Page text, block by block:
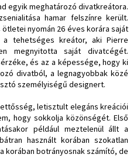
egyik meghatározó divatkreátora.
hamar felszínre került.
nyomán 26 éves korára saját
a tehetséges kreátor, aki Pierre
megnyitotta saját divatcégét.
és az a képessége, hogy ki
divatból, a legnagyobbak közé
személyiségű designert.
letisztult elegáns kreációi
hogy sokkolja közönségét. Első
például meztelenül állt a
használt korában szokatlan
korában botrányosnak számító, de